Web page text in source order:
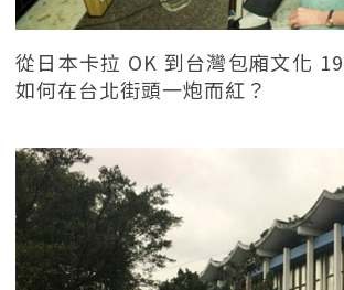
從日本卡拉 OK 到台灣包廂文化
如何在台北街頭一炮而紅？